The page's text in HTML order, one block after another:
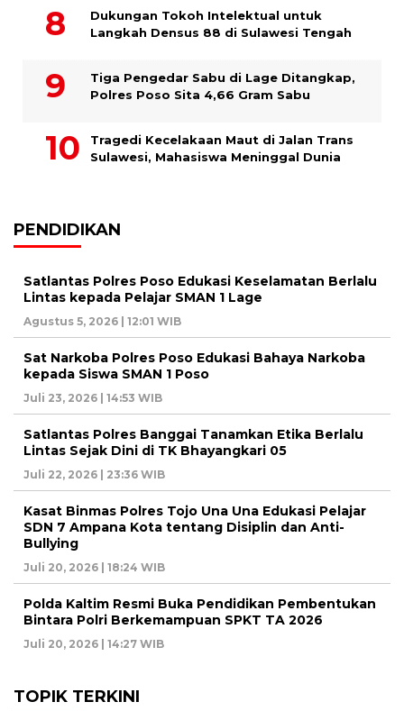
Dukungan Tokoh Intelektual untuk
Langkah Densus 88 di Sulawesi Tengah
Tiga Pengedar Sabu di Lage Ditangkap,
Polres Poso Sita 4,66 Gram Sabu
Tragedi Kecelakaan Maut di Jalan Trans
Sulawesi, Mahasiswa Meninggal Dunia
PENDIDIKAN
Satlantas Polres Poso Edukasi Keselamatan Berlalu
Lintas kepada Pelajar SMAN 1 Lage
Agustus 5, 2026 | 12:01 WIB
Sat Narkoba Polres Poso Edukasi Bahaya Narkoba
kepada Siswa SMAN 1 Poso
Juli 23, 2026 | 14:53 WIB
Satlantas Polres Banggai Tanamkan Etika Berlalu
Lintas Sejak Dini di TK Bhayangkari 05
Juli 22, 2026 | 23:36 WIB
Kasat Binmas Polres Tojo Una Una Edukasi Pelajar
SDN 7 Ampana Kota tentang Disiplin dan Anti-
Bullying
Juli 20, 2026 | 18:24 WIB
Polda Kaltim Resmi Buka Pendidikan Pembentukan
Bintara Polri Berkemampuan SPKT TA 2026
Juli 20, 2026 | 14:27 WIB
TOPIK TERKINI